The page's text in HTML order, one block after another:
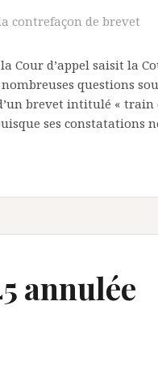
contrefaçon de brevet
Cour d’appel saisit la
questions
brevet intitulé « train
ses constatations
annulée